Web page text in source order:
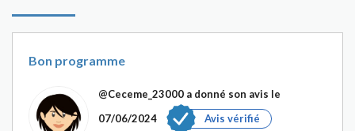
Bon programme
@Ceceme_23000 a donné son avis le
07/06/2024
Avis vérifié